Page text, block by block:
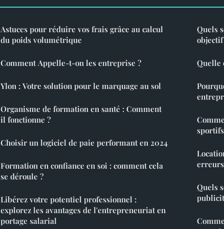
Astuces pour réduire vos frais grâce au calcul
du poids volumétrique
Comment Appelle-t-on les entreprise ?
Ylon : Votre solution pour le marquage au sol
Organisme de formation en santé : Comment
il fonctionne ?
Choisir un logiciel de paie performant en 2024
Formation en confiance en soi : comment cela
se déroule ?
Libérez votre potentiel professionnel :
explorez les avantages de l'entrepreneuriat en
portage salarial
Quels
objectif
Quelle
Quels